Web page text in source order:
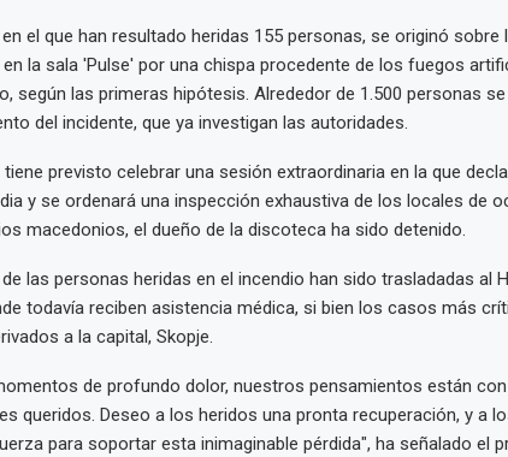
en el que han resultado heridas 155 personas, se originó sobre
la sala 'Pulse' por una chispa procedente de los fuegos
según las primeras hipótesis. Alrededor de 1.500 personas
del incidente, que ya investigan las autoridades.
tiene previsto celebrar una sesión extraordinaria en la que
y se ordenará una inspección exhaustiva de los locales de
macedonios, el dueño de la discoteca ha sido detenido.
las personas heridas en el incendio han sido trasladadas al
todavía reciben asistencia médica, si bien los casos más
a la capital, Skopje.
de profundo dolor, nuestros pensamientos están
queridos. Deseo a los heridos una pronta recuperación, y a
para soportar esta inimaginable pérdida", ha señalado el